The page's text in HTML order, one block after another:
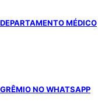
DEPARTAMENTO MÉDICO
GRÊMIO NO WHATSAPP